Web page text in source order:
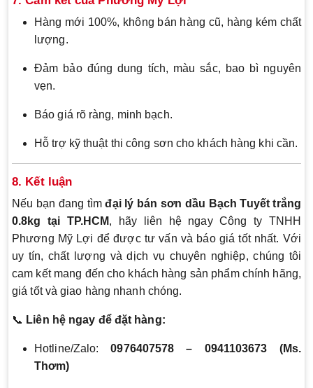
Hàng mới 100%, không bán hàng cũ, hàng kém chất
lượng.
Đảm bảo đúng dung tích, màu sắc, bao bì nguyên
vẹn.
Báo giá rõ ràng, minh bạch.
Hỗ trợ kỹ thuật thi công sơn cho khách hàng khi cần.
8. Kết luận
Nếu bạn đang tìmđại lý bán sơn dầu Bạch Tuyết trắng
0.8kg tại TP.HCM, hãy liên hệ ngay Công ty TNHH
Phương Mỹ Lợi để được tư vấn và báo giá tốt nhất. Với
uy tín, chất lượng và dịch vụ chuyên nghiệp, chúng tôi
cam kết mang đến cho khách hàng sản phẩm chính hãng,
giá tốt và giao hàng nhanh chóng.
📞 Liên hệ ngay để đặt hàng:
Hotline/Zalo:0976407578 – 0941103673 (Ms.
Thơm)